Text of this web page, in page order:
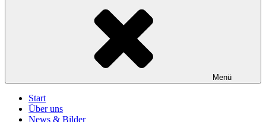
Menü
Start
Über uns
News & Bilder